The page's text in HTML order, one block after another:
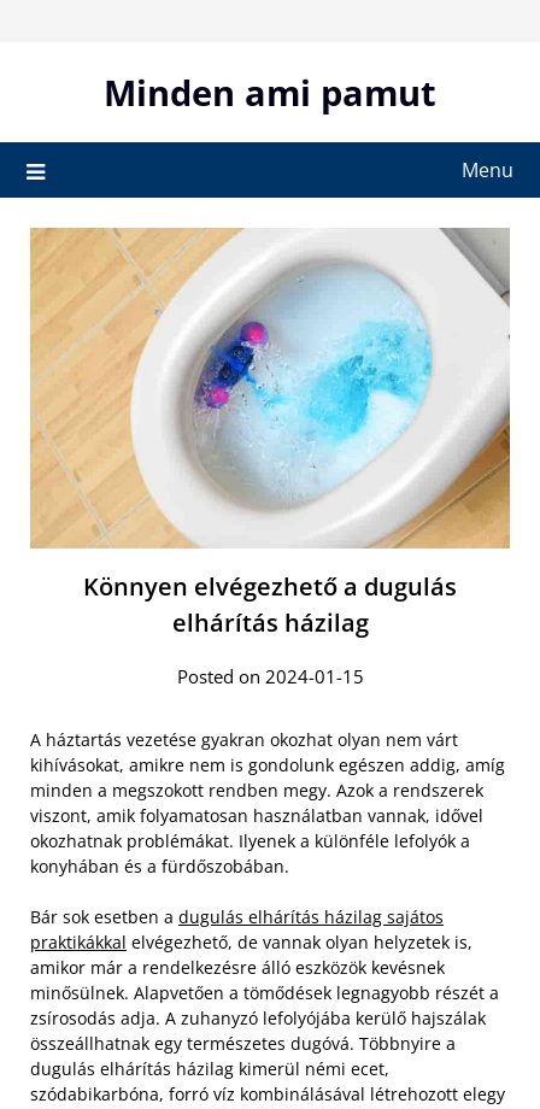
Minden ami pamut
Menu
Könnyen elvégezhető a dugulás
elhárítás házilag
Posted on 2024-01-15
A háztartás vezetése gyakran okozhat olyan nem várt
kihívásokat, amikre nem is gondolunk egészen addig, amíg
minden a megszokott rendben megy. Azok a rendszerek
viszont, amik folyamatosan használatban vannak, idővel
okozhatnak problémákat. Ilyenek a különféle lefolyók a
konyhában és a fürdőszobában.
Bár sok esetben a dugulás elhárítás házilag sajátos
praktikákkal elvégezhető, de vannak olyan helyzetek is,
amikor már a rendelkezésre álló eszközök kevésnek
minősülnek. Alapvetően a tömődések legnagyobb részét a
zsírosodás adja. A zuhanyzó lefolyójába kerülő hajszálak
összeállhatnak egy természetes dugóvá. Többnyire a
dugulás elhárítás házilag kimerül némi ecet,
szódabikarbóna, forró víz kombinálásával létrehozott elegy